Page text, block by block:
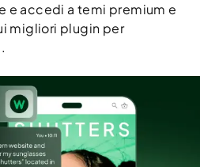
e accedi a temi premium e
migliori plugin per